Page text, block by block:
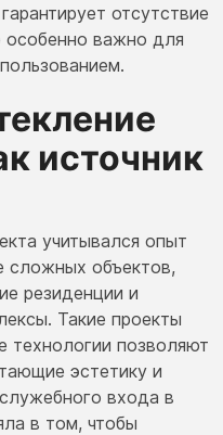
отсутствие
особенно важно для
источник
учитывался опыт
сложных объектов,
резиденции и
Такие проекты
технологии позволяют
эстетику и
входа в
в том, чтобы